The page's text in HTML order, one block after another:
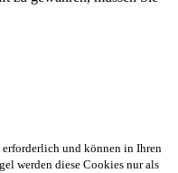
und können in Ihren
werden diese Cookies nur als